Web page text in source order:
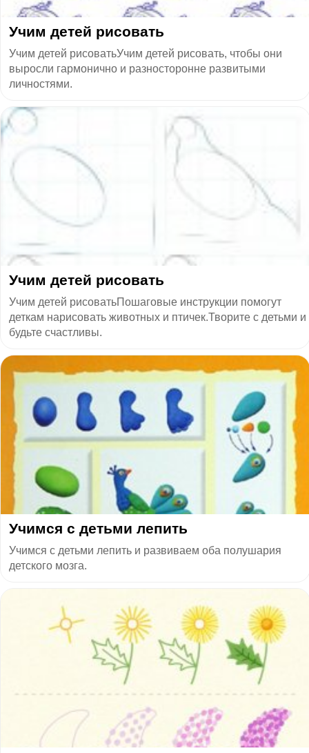
​Учим детей рисовать
Учим детей рисоватьУчим детей рисовать, чтобы они
выросли гармонично и разносторонне развитыми
личностями.
​Учим детей рисовать
Учим детей рисоватьПошаговые инструкции помогут
деткам нарисовать животных и птичек.Творите с детьми и
будьте счастливы.
Учимся с детьми лепить
Учимся с детьми лепить и развиваем оба полушария
детского мозга.